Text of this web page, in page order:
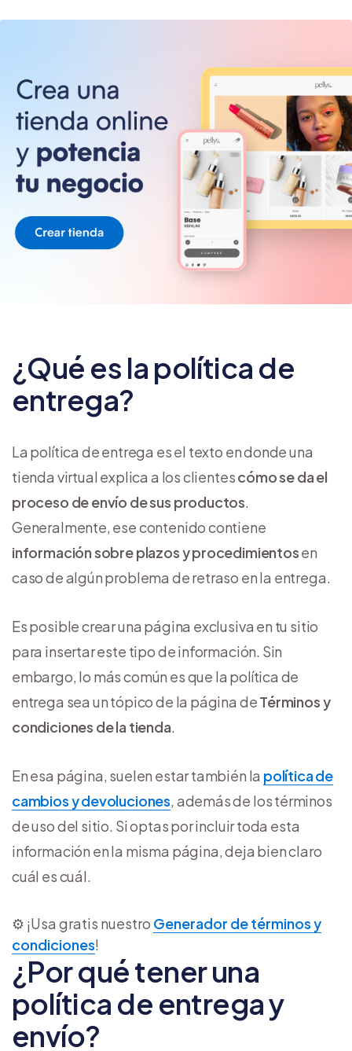
¿Qué es la política de
entrega?
La política de entrega es el texto en donde una
tienda virtual explica a los clientescómo se da el
proceso de envío de sus productos.
Generalmente, ese contenido contiene
información sobre plazos y procedimientosen
caso de algún problema de retraso en la entrega.
Es posible crear una página exclusiva en tu sitio
para insertar este tipo de información. Sin
embargo, lo más común es que la política de
entrega sea un tópico de la página deTérminos y
condiciones de la tienda.
En esa página, suelen estar también la política de
cambios y devoluciones, además de los términos
de uso del sitio. Si optas por incluir toda esta
información en la misma página, deja bien claro
cuál es cuál.
⚙️ ¡Usa gratis nuestro Generador de términos y
condiciones!
¿Por qué tener una
política de entrega y
envío?